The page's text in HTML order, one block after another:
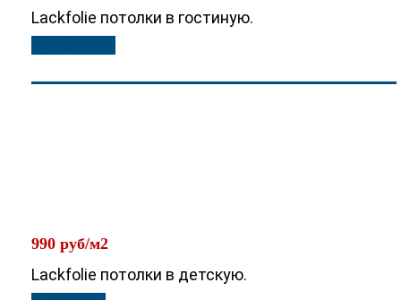
Lackfolie потолки в гостиную.
990 руб/м2
Lackfolie потолки в детскую.